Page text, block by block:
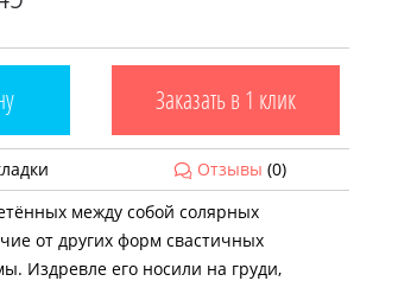
Заказать в 1 клик
Отзывы (0)
между собой солярных
от других форм свастичных
Издревле его носили на груди,